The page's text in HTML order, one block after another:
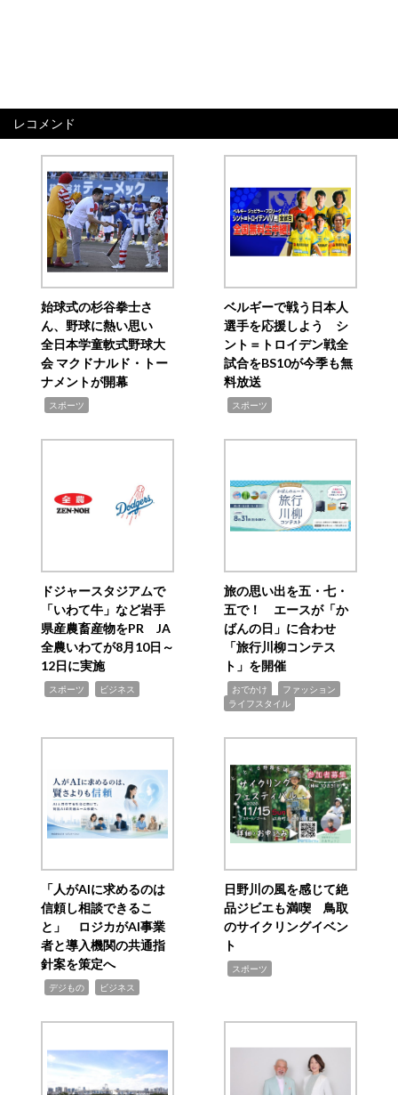
レコメンド
始球式の杉谷拳士さ
ん、野球に熱い思い
全日本学童軟式野球大
会 マクドナルド・トー
ナメントが開幕
スポーツ
ベルギーで戦う日本人
選手を応援しよう シ
ント＝トロイデン戦全
試合をBS10が今季も無
料放送
スポーツ
ドジャースタジアムで
「いわて牛」など岩手
県産農畜産物をPR JA
全農いわてが8月10日～
12日に実施
スポーツ ビジネス
旅の思い出を五・七・
五で！ エースが「か
ばんの日」に合わせ
「旅行川柳コンテス
ト」を開催
おでかけ ファッション
ライフスタイル
「人がAIに求めるのは
信頼し相談できるこ
と」 ロジカがAI事業
者と導入機関の共通指
針案を策定へ
デジもの ビジネス
日野川の風を感じて絶
品ジビエも満喫 鳥取
のサイクリングイベン
ト
スポーツ